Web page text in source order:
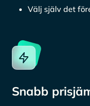
Välj själv det
Snabb